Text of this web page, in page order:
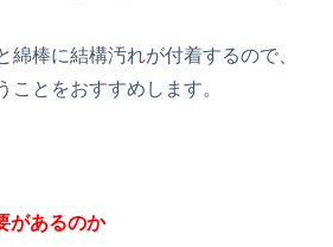
綿棒に結構汚れが付着するので、
ことをおすすめします。
があるのか